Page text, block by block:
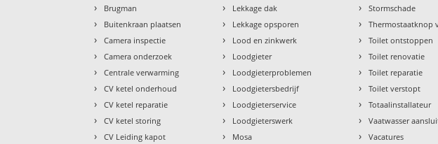
› Brugman
› Buitenkraan plaatsen
› Camera inspectie
› Camera onderzoek
› Centrale verwarming
› CV ketel onderhoud
› CV ketel reparatie
› CV ketel storing
› CV Leiding kapot
› Lekkage dak
› Lekkage opsporen
› Lood en zinkwerk
› Loodgieter
› Loodgieterproblemen
› Loodgietersbedrijf
› Loodgieterservice
› Loodgieterswerk
› Mosa
› Stormschade
› Thermostaatknop
› Toilet ontstoppen
› Toilet renovatie
› Toilet reparatie
› Toilet verstopt
› Totaalinstallateur
› Vaatwasser
› Vacatures